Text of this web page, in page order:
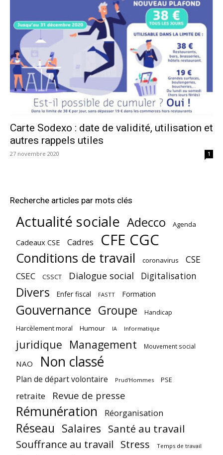
Carte Sodexo : date de validité, utilisation et
autres rappels utiles
27 novembre 2020 1
Recherche articles par mots clés
Actualité sociale Adecco Agenda
Cadeaux CSE Cadres CFE CGC
Conditions de travail coronavirus CSE
CSEC CSSCT Dialogue social Digitalisation
Divers Enfer fiscal FASTT Formation
Gouvernance Groupe Handicap
Harcèlement moral Humour IA Informatique
juridique Management Mouvement social
NAO Non classé
Plan de départ volontaire Prud'Hommes PSE
retraite Revue de presse
Rémunération Réorganisation
Réseau Salaires Santé au travail
Souffrance au travail Stress Temps de travail